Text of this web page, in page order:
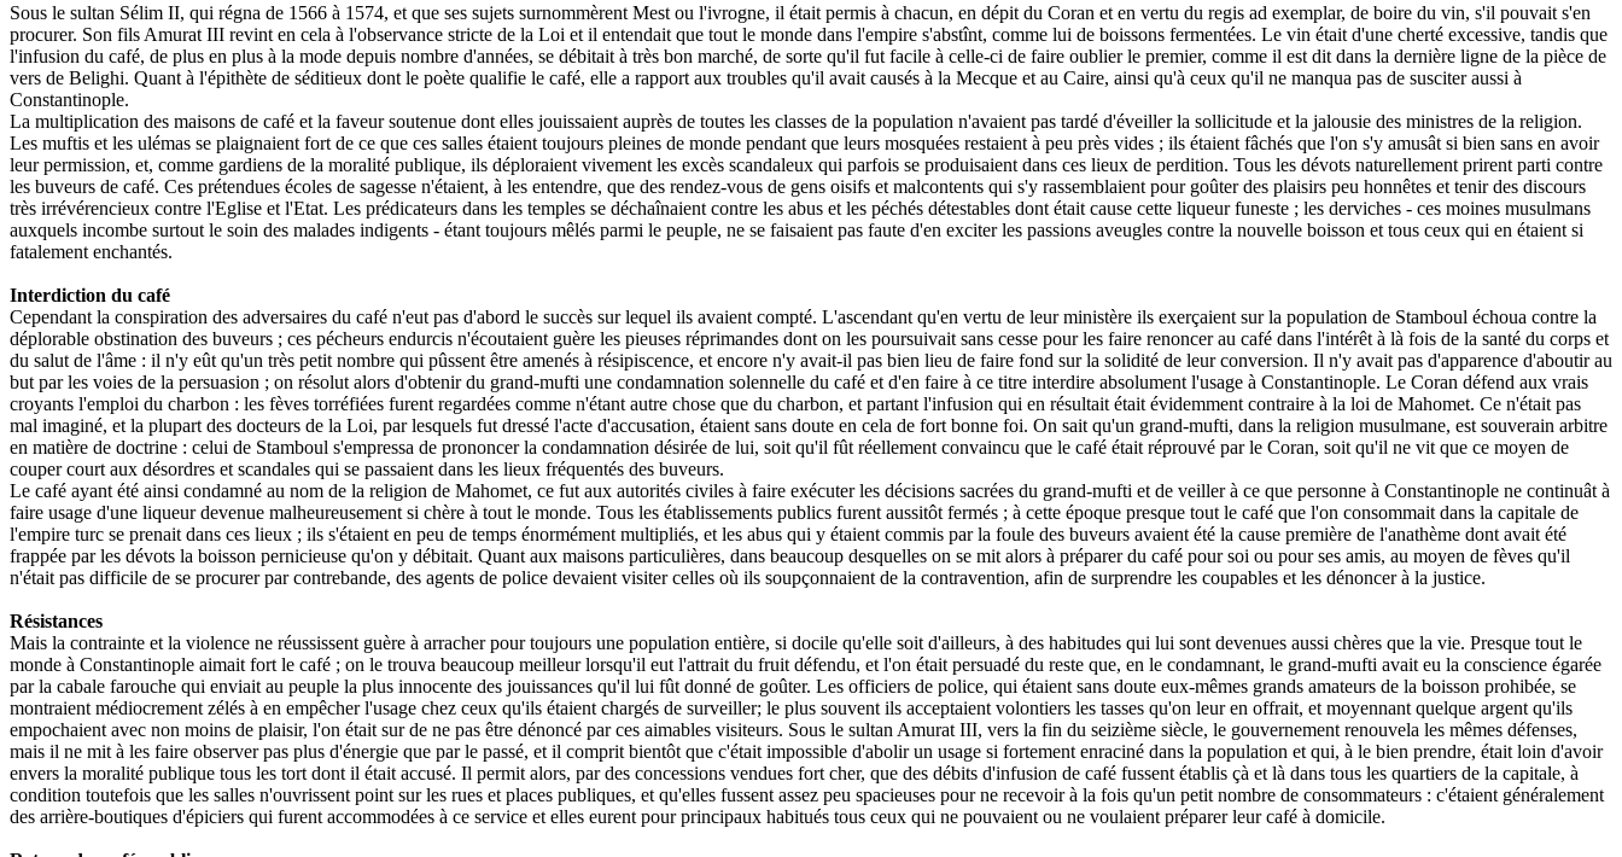
Sous le sultan Sélim II, qui régna de 1566 à 1574, et que ses sujets surnommèrent Mest ou l'ivrogne, il était permis à chacun, en dépit du Coran et en vertu du regis ad exemplar, de boire du vin, s'il pouvait s'en
procurer. Son fils Amurat III revint en cela à l'observance stricte de la Loi et il entendait que tout le monde dans l'empire s'abstînt, comme lui de boissons fermentées. Le vin était d'une cherté excessive, tandis que
l'infusion du café, de plus en plus à la mode depuis nombre d'années, se débitait à très bon marché, de sorte qu'il fut facile à celle-ci de faire oublier le premier, comme il est dit dans la dernière ligne de la pièce de
vers de Belighi. Quant à l'épithète de séditieux dont le poète qualifie le café, elle a rapport aux troubles qu'il avait causés à la Mecque et au Caire, ainsi qu'à ceux qu'il ne manqua pas de susciter aussi à
Constantinople.
La multiplication des maisons de café et la faveur soutenue dont elles jouissaient auprès de toutes les classes de la population n'avaient pas tardé d'éveiller la sollicitude et la jalousie des ministres de la religion.
Les muftis et les ulémas se plaignaient fort de ce que ces salles étaient toujours pleines de monde pendant que leurs mosquées restaient à peu près vides ; ils étaient fâchés que l'on s'y amusât si bien sans en avoir
leur permission, et, comme gardiens de la moralité publique, ils déploraient vivement les excès scandaleux qui parfois se produisaient dans ces lieux de perdition. Tous les dévots naturellement prirent parti contre
les buveurs de café. Ces prétendues écoles de sagesse n'étaient, à les entendre, que des rendez-vous de gens oisifs et malcontents qui s'y rassemblaient pour goûter des plaisirs peu honnêtes et tenir des discours
très irrévérencieux contre l'Eglise et l'Etat. Les prédicateurs dans les temples se déchaînaient contre les abus et les péchés détestables dont était cause cette liqueur funeste ; les derviches - ces moines musulmans
auxquels incombe surtout le soin des malades indigents - étant toujours mêlés parmi le peuple, ne se faisaient pas faute d'en exciter les passions aveugles contre la nouvelle boisson et tous ceux qui en étaient si
fatalement enchantés.
Interdiction du café
Cependant la conspiration des adversaires du café n'eut pas d'abord le succès sur lequel ils avaient compté. L'ascendant qu'en vertu de leur ministère ils exerçaient sur la population de Stamboul échoua contre la
déplorable obstination des buveurs ; ces pécheurs endurcis n'écoutaient guère les pieuses réprimandes dont on les poursuivait sans cesse pour les faire renoncer au café dans l'intérêt à là fois de la santé du corps et
du salut de l'âme : il n'y eût qu'un très petit nombre qui pûssent être amenés à résipiscence, et encore n'y avait-il pas bien lieu de faire fond sur la solidité de leur conversion. Il n'y avait pas d'apparence d'aboutir au
but par les voies de la persuasion ; on résolut alors d'obtenir du grand-mufti une condamnation solennelle du café et d'en faire à ce titre interdire absolument l'usage à Constantinople. Le Coran défend aux vrais
croyants l'emploi du charbon : les fèves torréfiées furent regardées comme n'étant autre chose que du charbon, et partant l'infusion qui en résultait était évidemment contraire à la loi de Mahomet. Ce n'était pas
mal imaginé, et la plupart des docteurs de la Loi, par lesquels fut dressé l'acte d'accusation, étaient sans doute en cela de fort bonne foi. On sait qu'un grand-mufti, dans la religion musulmane, est souverain arbitre
en matière de doctrine : celui de Stamboul s'empressa de prononcer la condamnation désirée de lui, soit qu'il fût réellement convaincu que le café était réprouvé par le Coran, soit qu'il ne vit que ce moyen de
couper court aux désordres et scandales qui se passaient dans les lieux fréquentés des buveurs.
Le café ayant été ainsi condamné au nom de la religion de Mahomet, ce fut aux autorités civiles à faire exécuter les décisions sacrées du grand-mufti et de veiller à ce que personne à Constantinople ne continuât à
faire usage d'une liqueur devenue malheureusement si chère à tout le monde. Tous les établissements publics furent aussitôt fermés ; à cette époque presque tout le café que l'on consommait dans la capitale de
l'empire turc se prenait dans ces lieux ; ils s'étaient en peu de temps énormément multipliés, et les abus qui y étaient commis par la foule des buveurs avaient été la cause première de l'anathème dont avait été
frappée par les dévots la boisson pernicieuse qu'on y débitait. Quant aux maisons particulières, dans beaucoup desquelles on se mit alors à préparer du café pour soi ou pour ses amis, au moyen de fèves qu'il
n'était pas difficile de se procurer par contrebande, des agents de police devaient visiter celles où ils soupçonnaient de la contravention, afin de surprendre les coupables et les dénoncer à la justice.
Résistances
Mais la contrainte et la violence ne réussissent guère à arracher pour toujours une population entière, si docile qu'elle soit d'ailleurs, à des habitudes qui lui sont devenues aussi chères que la vie. Presque tout le
monde à Constantinople aimait fort le café ; on le trouva beaucoup meilleur lorsqu'il eut l'attrait du fruit défendu, et l'on était persuadé du reste que, en le condamnant, le grand-mufti avait eu la conscience égarée
par la cabale farouche qui enviait au peuple la plus innocente des jouissances qu'il lui fût donné de goûter. Les officiers de police, qui étaient sans doute eux-mêmes grands amateurs de la boisson prohibée, se
montraient médiocrement zélés à en empêcher l'usage chez ceux qu'ils étaient chargés de surveiller; le plus souvent ils acceptaient volontiers les tasses qu'on leur en offrait, et moyennant quelque argent qu'ils
empochaient avec non moins de plaisir, l'on était sur de ne pas être dénoncé par ces aimables visiteurs. Sous le sultan Amurat III, vers la fin du seizième siècle, le gouvernement renouvela les mêmes défenses,
mais il ne mit à les faire observer pas plus d'énergie que par le passé, et il comprit bientôt que c'était impossible d'abolir un usage si fortement enraciné dans la population et qui, à le bien prendre, était loin d'avoir
envers la moralité publique tous les tort dont il était accusé. Il permit alors, par des concessions vendues fort cher, que des débits d'infusion de café fussent établis çà et là dans tous les quartiers de la capitale, à
condition toutefois que les salles n'ouvrissent point sur les rues et places publiques, et qu'elles fussent assez peu spacieuses pour ne recevoir à la fois qu'un petit nombre de consommateurs : c'étaient généralement
des arrière-boutiques d'épiciers qui furent accommodées à ce service et elles eurent pour principaux habitués tous ceux qui ne pouvaient ou ne voulaient préparer leur café à domicile.